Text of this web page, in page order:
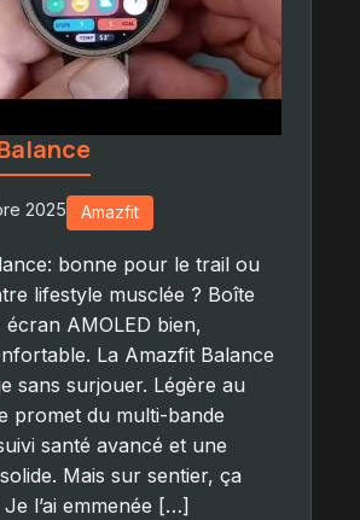
2025 Amazfit
bonne pour le trail ou
lifestyle musclée ? Boîte
AMOLED bien,
La Amazfit Balance
sans surjouer. Légère au
promet du multi-bande
santé avancé et une
Mais sur sentier, ça
l’ai emmenée […]